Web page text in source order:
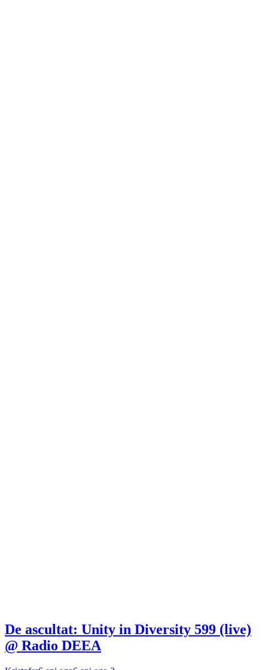
De ascultat: Unity in Diversity 599 (live)
@ Radio DEEA